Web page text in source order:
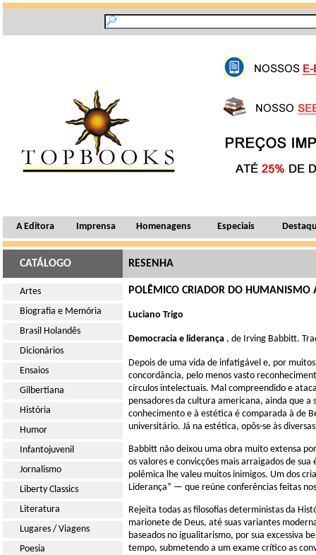
A Editora Imprensa Homenagens Especiais
CATÁLOGO RESENHA
Artes
Biografia e Memória
Brasil Holandês
Dicionários
Ensaios
Gilbertiana
História
Humor
Infantojuvenil
Jornalismo
Liberty Classics
Literatura
Lugares / Viagens
Poesia
POLÊMICO CRIADOR DO HUMANISMO
Luciano Trigo
Democracia e liderança , de Irving Babbitt.
Depois de uma vida de infatigável e, por
concordância, pelo menos vasto
círculos intelectuais. Mal compreendido e
pensadores da cultura americana, ainda que
conhecimento e à estética é comparada à de
universitário. Já na estética, opôs-se às
Babbitt não deixou uma obra muito extensa
os valores e convicções mais arraigados de
polêmica lhe valeu muitos inimigos. Um dos
Liderança” — que reúne conferências feitas
Rejeita todas as filosofias deterministas da
marionete de Deus, até suas variantes
baseados no igualitarismo, por sua excessiva
tempo, submetendo a um exame crítico as